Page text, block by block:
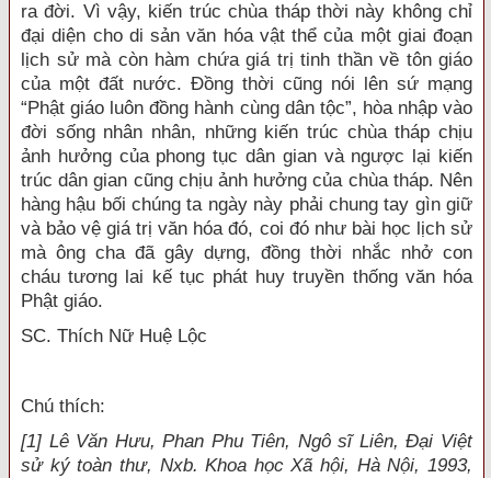
ra đời. Vì vậy, kiến trúc chùa tháp thời này không chỉ
đại diện cho di sản văn hóa vật thể của một giai đoạn
lịch sử mà còn hàm chứa giá trị tinh thần về tôn giáo
của một đất nước. Đồng thời cũng nói lên sứ mạng
“Phật giáo luôn đồng hành cùng dân tộc”, hòa nhập vào
đời sống nhân nhân, những kiến trúc chùa tháp chịu
ảnh hưởng của phong tục dân gian và ngược lại kiến
trúc dân gian cũng chịu ảnh hưởng của chùa tháp. Nên
hàng hậu bối chúng ta ngày này phải chung tay gìn giữ
và bảo vệ giá trị văn hóa đó, coi đó như bài học lịch sử
mà ông cha đã gây dựng, đồng thời nhắc nhở con
cháu tương lai kế tục phát huy truyền thống văn hóa
Phật giáo.
SC. Thích Nữ Huệ Lộc
Chú thích:
[1] Lê Văn Hưu, Phan Phu Tiên, Ngô sĩ Liên, Đại Việt
sử ký toàn thư, Nxb. Khoa học Xã hội, Hà Nội, 1993,